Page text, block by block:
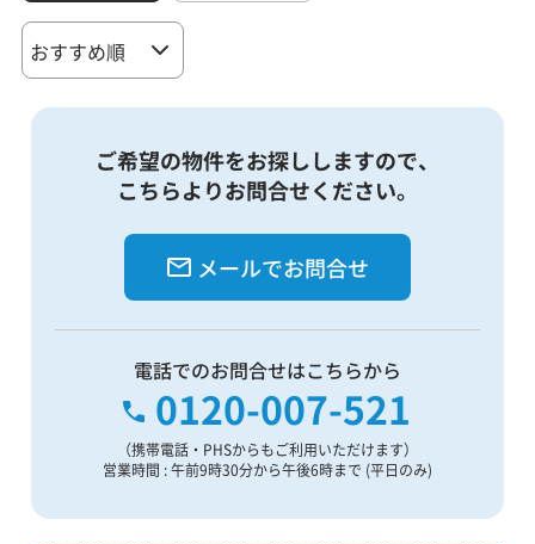
ご希望の物件をお探ししますので、
こちらよりお問合せください。
メールでお問合せ
電話でのお問合せはこちらから
0120-007-521
（携帯電話・PHSからもご利用いただけます）
営業時間 : 午前9時30分から午後6時まで (平日のみ)